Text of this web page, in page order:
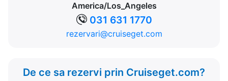
America/Los_Angeles
031 631 1770
rezervari@cruiseget.com
De ce sa rezervi prin Cruiseget.com?